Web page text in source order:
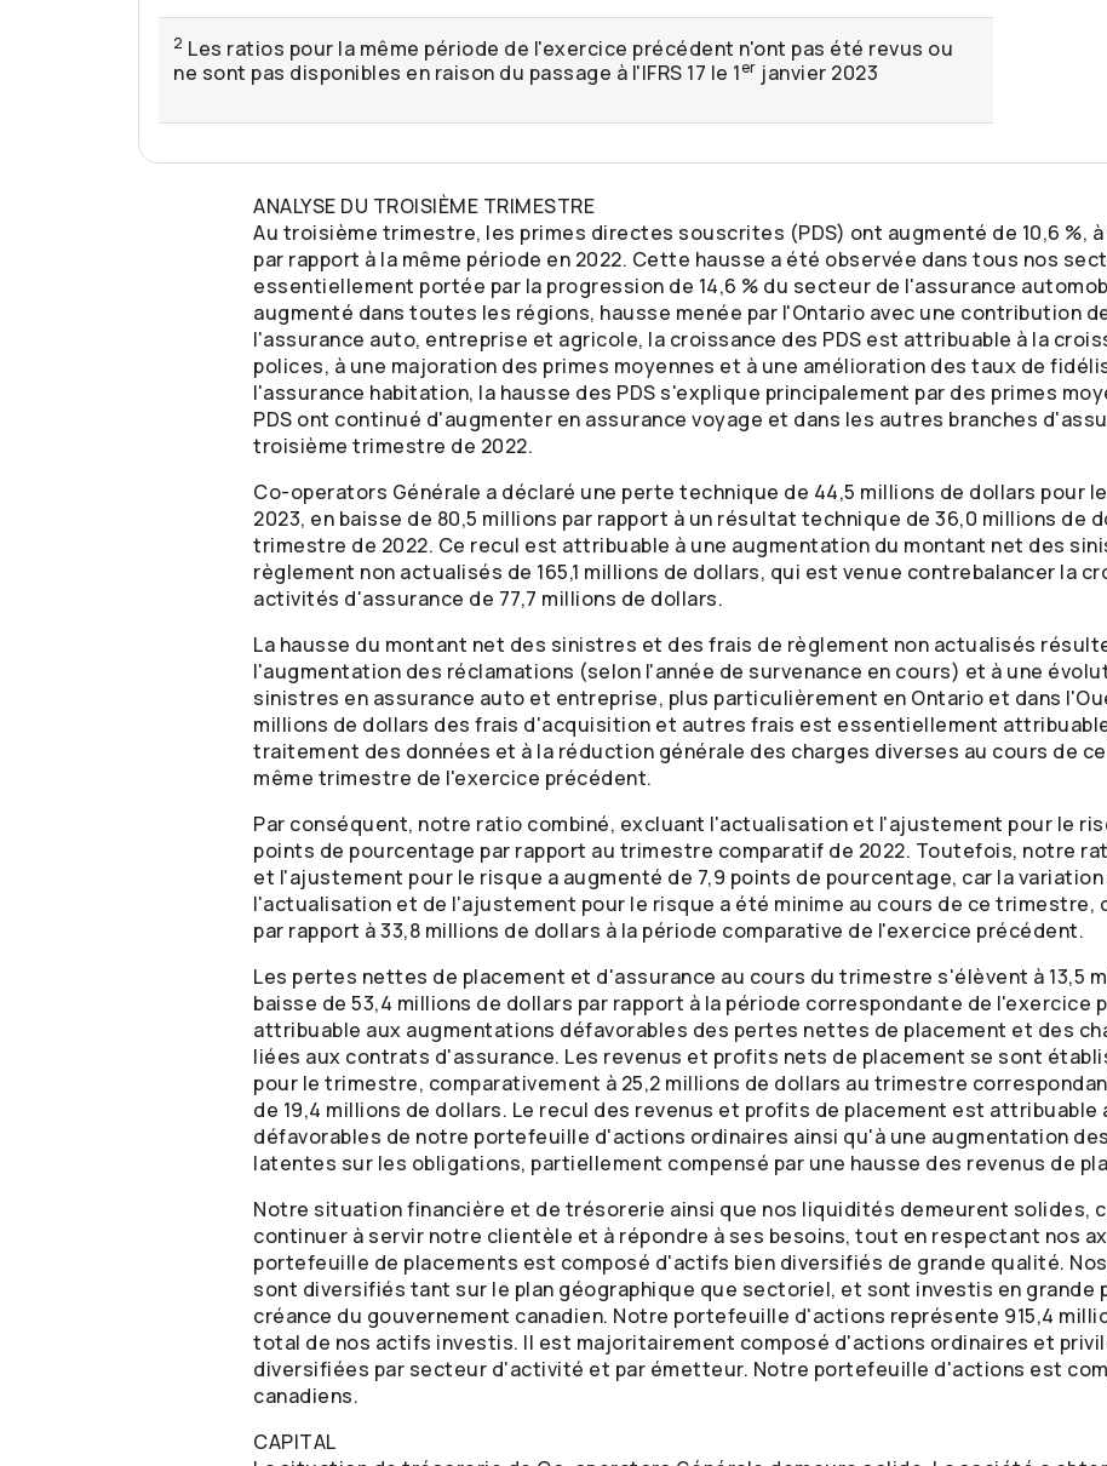
2 Les ratios pour la même période de l'exercice précédent n'ont pas été revus ou
ne sont pas disponibles en raison du passage à l'IFRS 17 le 1er janvier 2023
ANALYSE DU TROISIÈME TRIMESTRE
Au troisième trimestre, les primes directes souscrites (PDS) ont augmenté de 10,6 %, à
par rapport à la même période en 2022. Cette hausse a été observée dans tous nos
essentiellement portée par la progression de 14,6 % du secteur de l'assurance
augmenté dans toutes les régions, hausse menée par l'Ontario avec une contribution de
l'assurance auto, entreprise et agricole, la croissance des PDS est attribuable à la
polices, à une majoration des primes moyennes et à une amélioration des taux de
l'assurance habitation, la hausse des PDS s'explique principalement par des primes
PDS ont continué d'augmenter en assurance voyage et dans les autres branches
troisième trimestre de 2022.
Co-operators Générale a déclaré une perte technique de 44,5 millions de dollars pour
2023, en baisse de 80,5 millions par rapport à un résultat technique de 36,0 millions de
trimestre de 2022. Ce recul est attribuable à une augmentation du montant net des
règlement non actualisés de 165,1 millions de dollars, qui est venue contrebalancer la
activités d'assurance de 77,7 millions de dollars.
La hausse du montant net des sinistres et des frais de règlement non actualisés
l'augmentation des réclamations (selon l'année de survenance en cours) et à une
sinistres en assurance auto et entreprise, plus particulièrement en Ontario et dans
millions de dollars des frais d'acquisition et autres frais est essentiellement
traitement des données et à la réduction générale des charges diverses au cours de
même trimestre de l'exercice précédent.
Par conséquent, notre ratio combiné, excluant l'actualisation et l'ajustement pour le
points de pourcentage par rapport au trimestre comparatif de 2022. Toutefois, notre
et l'ajustement pour le risque a augmenté de 7,9 points de pourcentage, car la
l'actualisation et de l'ajustement pour le risque a été minime au cours de ce trimestre,
par rapport à 33,8 millions de dollars à la période comparative de l'exercice précédent.
Les pertes nettes de placement et d'assurance au cours du trimestre s'élèvent à 13,5
baisse de 53,4 millions de dollars par rapport à la période correspondante de l'exercice
attribuable aux augmentations défavorables des pertes nettes de placement et des
liées aux contrats d'assurance. Les revenus et profits nets de placement se sont
pour le trimestre, comparativement à 25,2 millions de dollars au trimestre
de 19,4 millions de dollars. Le recul des revenus et profits de placement est
défavorables de notre portefeuille d'actions ordinaires ainsi qu'à une augmentation
latentes sur les obligations, partiellement compensé par une hausse des revenus de
Notre situation financière et de trésorerie ainsi que nos liquidités demeurent solides,
continuer à servir notre clientèle et à répondre à ses besoins, tout en respectant nos
portefeuille de placements est composé d'actifs bien diversifiés de grande qualité.
sont diversifiés tant sur le plan géographique que sectoriel, et sont investis en grande
créance du gouvernement canadien. Notre portefeuille d'actions représente 915,4
total de nos actifs investis. Il est majoritairement composé d'actions ordinaires et
diversifiées par secteur d'activité et par émetteur. Notre portefeuille d'actions est
canadiens.
CAPITAL